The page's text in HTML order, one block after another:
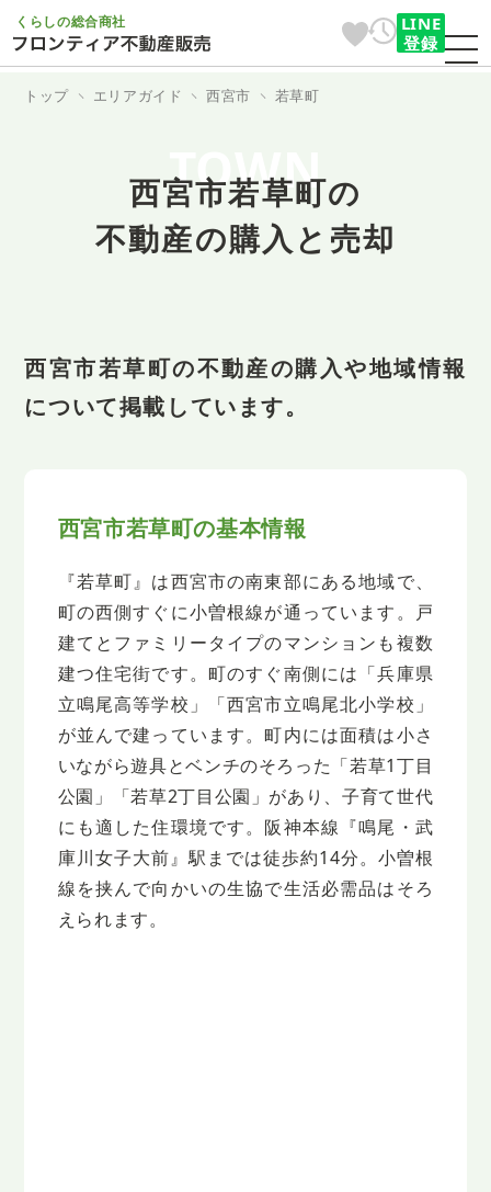
くらしの総合商社
LINE
登録
トップ エリアガイド 西宮市 若草町
TOWN
西宮市若草町の
不動産の購入と売却
西宮市若草町の不動産の購入や地域情報
について掲載しています。
西宮市若草町の基本情報
『若草町』は西宮市の南東部にある地域で、
町の西側すぐに小曽根線が通っています。戸
建てとファミリータイプのマンションも複数
建つ住宅街です。町のすぐ南側には「兵庫県
立鳴尾高等学校」「西宮市立鳴尾北小学校」
が並んで建っています。町内には面積は小さ
いながら遊具とベンチのそろった「若草1丁目
公園」「若草2丁目公園」があり、子育て世代
にも適した住環境です。阪神本線『鳴尾・武
庫川女子大前』駅までは徒歩約14分。小曽根
線を挟んで向かいの生協で生活必需品はそろ
えられます。